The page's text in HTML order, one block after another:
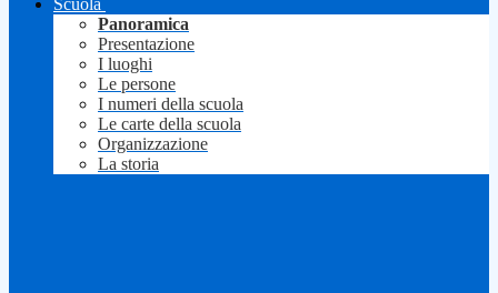
Scuola
Panoramica
Presentazione
I luoghi
Le persone
I numeri della scuola
Le carte della scuola
Organizzazione
La storia